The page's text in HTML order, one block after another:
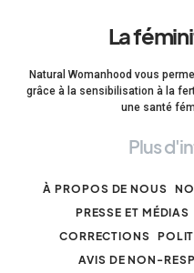
La
Natural Womanhood vous
grâce à la sensibilisation à la
une santé
Plus
À PROPOS DE NOUS
PRESSE ET MÉDIAS
CORRECTIONS
AVIS DE NON-